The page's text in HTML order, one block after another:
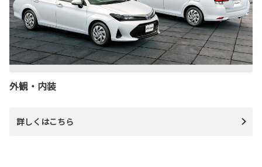
外観・内装
詳しくはこちら